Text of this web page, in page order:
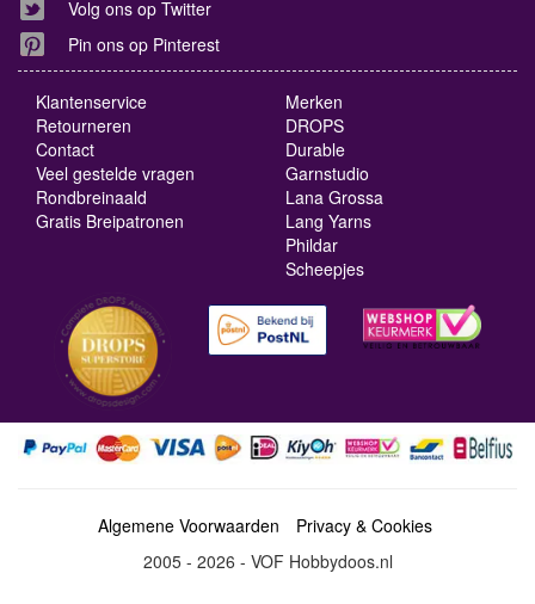
Volg ons op Twitter
Pin ons op Pinterest
Klantenservice
Retourneren
Contact
Veel gestelde vragen
Rondbreinaald
Gratis Breipatronen
Merken
DROPS
Durable
Garnstudio
Lana Grossa
Lang Yarns
Phildar
Scheepjes
Algemene Voorwaarden
Privacy & Cookies
2005 - 2026 - VOF Hobbydoos.nl